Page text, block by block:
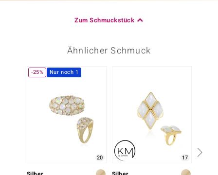
Zum Schmuckstück
Ähnlicher Schmuck
-25% Nur noch 1
20 17